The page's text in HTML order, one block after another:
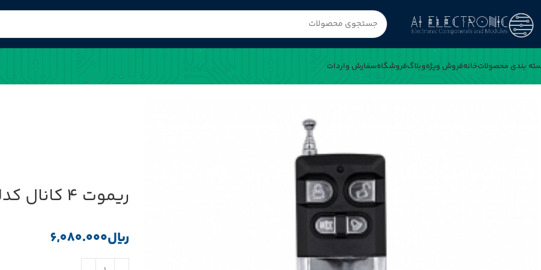
بندی محصولاتخانهفروش ویژهوبلاگفروشگاهسفارش واردات
ریموت 4 کانال کدلرن آنتن دار 315MHz مارک بتا
﷼